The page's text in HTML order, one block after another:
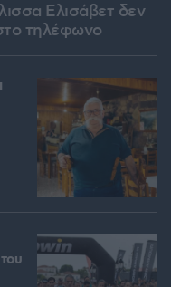
Ελισάβετ δεν
τηλέφωνο